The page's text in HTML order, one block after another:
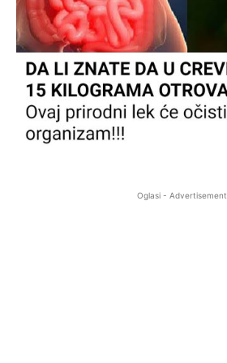
Oglasi - Advertisement